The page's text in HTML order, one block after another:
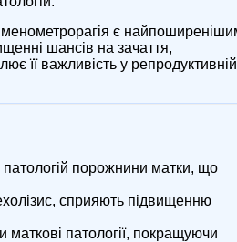
менометрорагія є
шансів на зачаття,
її важливість у репродуктивній
порожнини матки, що
сприяють підвищенню
маткові патології, покращуючи